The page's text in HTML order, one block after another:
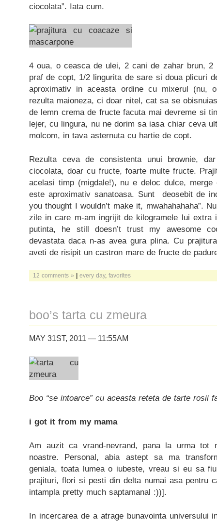
ciocolata”. Iata cum.
4 oua, o ceasca de ulei, 2 cani de zahar brun,
praf de copt, 1/2 lingurita de sare si doua plicuri
aproximativ in aceasta ordine cu mixerul (nu,
rezulta maioneza, ci doar nitel, cat sa se
de lemn crema de fructe facuta mai devreme si
lejer, cu lingura, nu ne dorim sa iasa chiar ceva
molcom, in tava asternuta cu hartie de copt.
Rezulta ceva de consistenta unui brownie,
ciocolata, doar cu fructe, foarte multe fructe.
acelasi timp (migdale!), nu e deloc dulce,
este aproximativ sanatoasa. Sunt deosebit de
you thought I wouldn’t make it, mwahahahaha”.
zile in care m-am ingrijit de kilogramele lui extra
putinta, he still doesn’t trust my awesome
devastata daca n-as avea gura plina. Cu
aveti de risipit un castron mare de fructe de
12 comments » | every day, favorites
boo’s tarta cu zmeura
MAY 31ST, 2011 — 11:55AM
Boo “se intoarce” cu aceasta reteta de tarte rosii
i got it from my mama
Am auzit ca vrand-nevrand, pana la urma tot
noastre. Personal, abia astept sa ma
geniala, toata lumea o iubeste, vreau si eu sa
prajituri, flori si pesti din delta numai asa pentru
intampla pretty much saptamanal :))].
In incercarea de a atrage bunavointa universului